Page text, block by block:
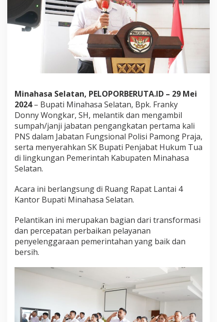
Minahasa Selatan, PELOPORBERUTA.ID – 29 Mei
2024– Bupati Minahasa Selatan, Bpk. Franky
Donny Wongkar, SH, melantik dan mengambil
sumpah/janji jabatan pengangkatan pertama kali
PNS dalam Jabatan Fungsional Polisi Pamong Praja,
serta menyerahkan SK Bupati Penjabat Hukum Tua
di lingkungan Pemerintah Kabupaten Minahasa
Selatan.
Acara ini berlangsung di Ruang Rapat Lantai 4
Kantor Bupati Minahasa Selatan.
Pelantikan ini merupakan bagian dari transformasi
dan percepatan perbaikan pelayanan
penyelenggaraan pemerintahan yang baik dan
bersih.